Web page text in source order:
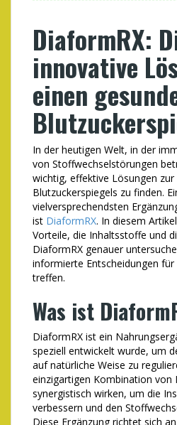
DiaformRX:
innovative
einen
In der heutigen Welt, in der
von Stoffwechselstörungen
wichtig, effektive Lösungen zur
Blutzuckerspiegels zu finden.
vielversprechendsten
ist DiaformRX. In diesem
Vorteile, die Inhaltsstoffe und
DiaformRX genauer
informierte Entscheidungen für
treffen.
Was ist
DiaformRX ist ein
speziell entwickelt wurde, um
auf natürliche Weise zu
einzigartigen Kombination von
synergistisch wirken, um die
verbessern und den
Diese Ergänzung richtet sich